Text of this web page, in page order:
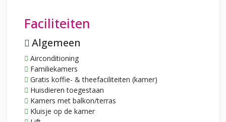
Faciliteiten
Algemeen
Airconditioning
Familiekamers
Gratis koffie- & theefaciliteiten (kamer)
Huisdieren toegestaan
Kamers met balkon/terras
Kluisje op de kamer